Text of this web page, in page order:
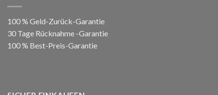
100 % Geld-Zurück-Garantie
30 Tage Rücknahme -Garantie
100 % Best-Preis-Garantie